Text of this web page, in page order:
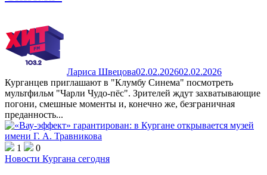
Лариса Швецова02.02.202602.02.2026
Курганцев приглашают в "Клумбу Синема" посмотреть
мультфильм "Чарли Чудо-пёс". Зрителей ждут захватывающие
погони, смешные моменты и, конечно же, безграничная
преданность...
1
0
Новости Кургана сегодня